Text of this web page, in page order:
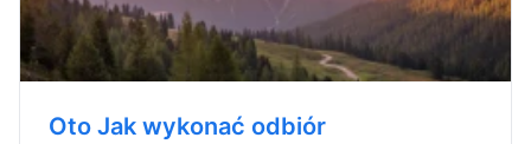
Oto Jak wykonać odbiór